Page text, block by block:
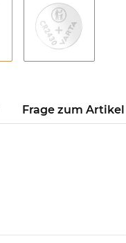
Frage zum Artikel